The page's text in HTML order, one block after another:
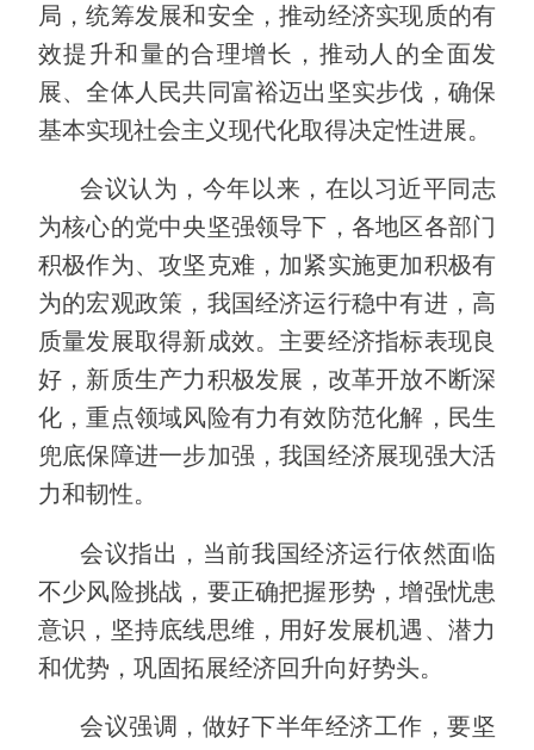
局，统筹发展和安全，推动经济实现质的有
效提升和量的合理增长，推动人的全面发
展、全体人民共同富裕迈出坚实步伐，确保
基本实现社会主义现代化取得决定性进展。
会议认为，今年以来，在以习近平同志
为核心的党中央坚强领导下，各地区各部门
积极作为、攻坚克难，加紧实施更加积极有
为的宏观政策，我国经济运行稳中有进，高
质量发展取得新成效。主要经济指标表现良
好，新质生产力积极发展，改革开放不断深
化，重点领域风险有力有效防范化解，民生
兜底保障进一步加强，我国经济展现强大活
力和韧性。
会议指出，当前我国经济运行依然面临
不少风险挑战，要正确把握形势，增强忧患
意识，坚持底线思维，用好发展机遇、潜力
和优势，巩固拓展经济回升向好势头。
会议强调，做好下半年经济工作，要坚